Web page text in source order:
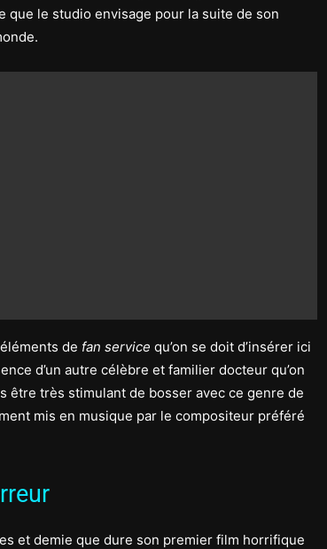
que le studio envisage pour la suite de son
de fan service qu’on se doit d’insérer ici
d’un autre célèbre et familier docteur qu’on
être très stimulant de bosser avec ce genre de
mis en musique par le compositeur préféré
et demie que dure son premier film horrifique